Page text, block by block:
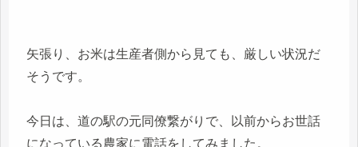
矢張り、お米は生産者側から見ても、厳しい状況だ
そうです。
今日は、道の駅の元同僚繋がりで、以前からお世話
になっている農家に電話をしてみました。